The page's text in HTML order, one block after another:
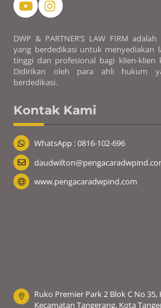
DWP & PARTNER’S LAW FIRM
yang berdedikasi untuk menyediakan
tinggi dan profesional bagi klien-klien
Didirikan oleh para ahli hukum
berdedikasi.
Kontak Kami
WhatsApp : 0816-102-696
www.pengacaradwpind.com
Ruko Premier Park 2 Blok C No
Kecamatan Tangerang, Kota